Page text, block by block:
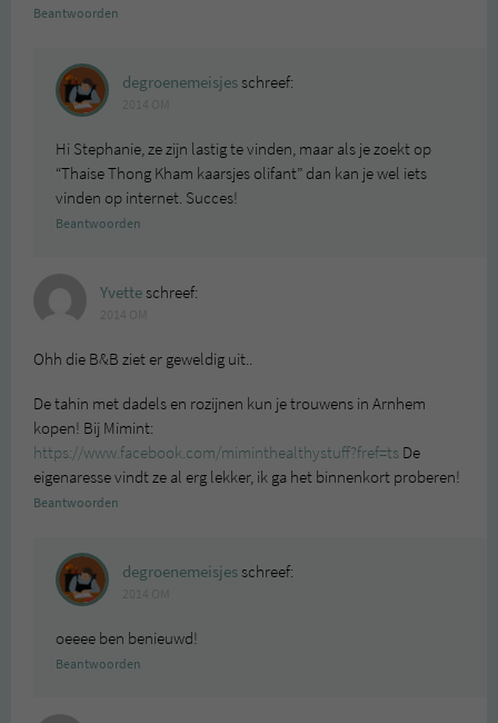
Beantwoorden
degroenemeisjesschreef:
Hi Stephanie, ze zijn lastig te vinden, maar als je zoekt op
“Thaise Thong Kham kaarsjes olifant” dan kan je wel iets
vinden op internet. Succes!
Beantwoorden
Yvetteschreef:
Ohh die B&B ziet er geweldig uit..
De tahin met dadels en rozijnen kun je trouwens in Arnhem
kopen! Bij Mimint:
https://www.facebook.com/miminthealthystuff?fref=ts De
eigenaresse vindt ze al erg lekker, ik ga het binnenkort proberen!
Beantwoorden
degroenemeisjesschreef:
oeeee ben benieuwd!
Beantwoorden